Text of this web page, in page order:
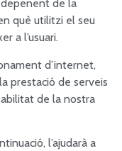
depenent de la
què utilitzi el seu
a l’usuari.
d’internet,
prestació de serveis
de la nostra
l’ajudarà a